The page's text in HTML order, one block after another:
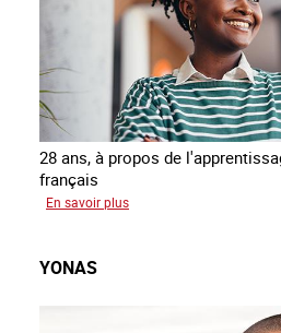
28 ans, à propos de
français
En savoir plus
YONAS